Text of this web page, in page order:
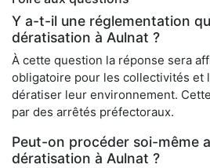
Y a-t-il une réglementation
dératisation à Aulnat ?
À cette question la réponse sera
obligatoire pour les collectivités et
dératiser leur environnement.
par des arrêtés préfectoraux.
Peut-on procéder soi-même
dératisation à Aulnat ?